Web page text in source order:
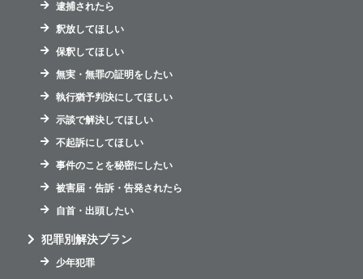
逮捕されたら
釈放してほしい
保釈してほしい
無実・無罪の証明をしたい
執行猶予判決にしてほしい
示談で解決してほしい
不起訴にしてほしい
事件のことを秘密にしたい
被害届・告訴・告発されたら
自首・出頭したい
犯罪別解決プラン
少年犯罪